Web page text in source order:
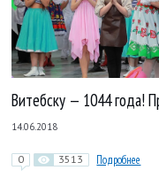
Витебску — 1044 года!
14.06.2018
0 3513 Подробнее